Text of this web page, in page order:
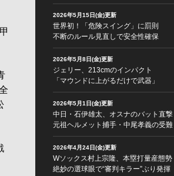
2026年5月15日(金)更新
世界初！「危険スイング」に罰則
不断のルール見直しで安全性確保
2026年5月8日(金)更新
ジェリー、213cmのインパクト
「マウンドに上がるだけで武器」
2026年5月1日(金)更新
中日・石伊雄太、オスナのバット直撃
元祖ヘルメット捕手・中尾孝義の受難
2026年4月24日(金)更新
Wソックス村上宗隆、本塁打量産態勢
絶妙の選球眼で“審判キラー”ぶり発揮